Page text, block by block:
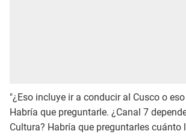
"¿Eso incluye ir a conducir al Cusco o
Habría que preguntarle. ¿Canal 7
Cultura? Habría que preguntarles cuánto